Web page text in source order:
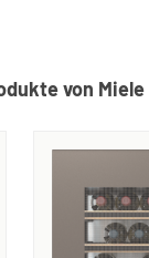
von Miele